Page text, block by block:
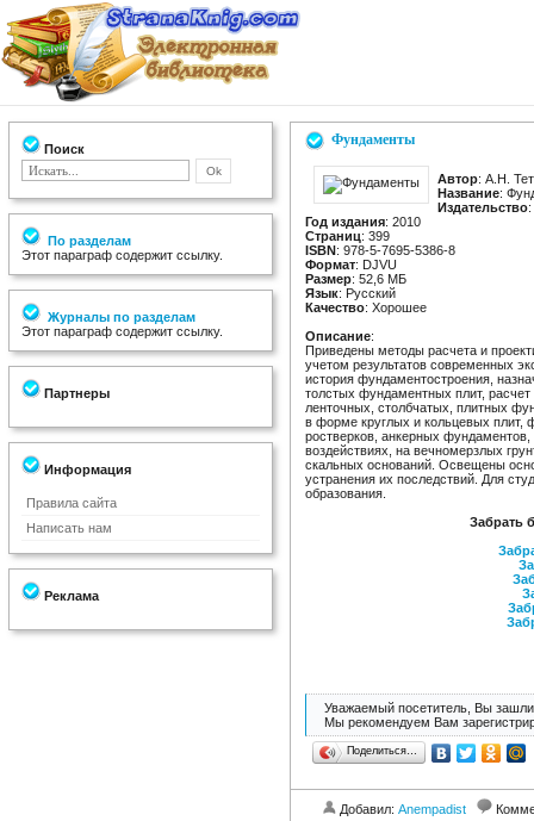
Поиск
По разделам
Этот параграф содержит ссылку.
Журналы по разделам
Этот параграф содержит ссылку.
Партнеры
Информация
Правила сайта
Написать нам
Реклама
Фундаменты
Автор: А.Н.
Название:
Издательство
Год издания: 2010
Страниц: 399
ISBN: 978-5-7695-5386-8
Формат: DJVU
Размер: 52,6 МБ
Язык: Русский
Качество: Хорошее
Описание:
Приведены методы расчета и
учетом результатов современных
история фундаментостроения,
толстых фундаментных плит,
ленточных, столбчатых, плитных
в форме круглых и кольцевых плит,
ростверков, анкерных
воздействиях, на вечномерзлых
скальных оснований. Освещены
устранения их последствий. Для
образования.
Забрать
Уважаемый посетитель, Вы зашли
Мы рекомендуем Вам
Поделиться…
Добавил: Anempadist